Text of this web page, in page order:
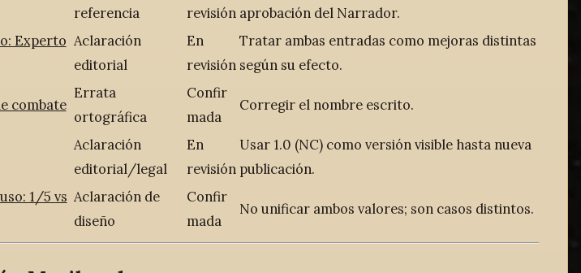
referencia
revisión aprobación del Narrador.
Experto Aclaración
editorial
En
revisión
Tratar ambas entradas como mejoras distintas
según su efecto.
combate
Errata
ortográfica
Confir
mada
Corregir el nombre escrito.
Aclaración
editorial/legal
En
revisión
Usar 1.0 (NC) como versión visible hasta nueva
publicación.
1/5 vs Aclaración de
diseño
Confir
mada
No unificar ambos valores; son casos distintos.